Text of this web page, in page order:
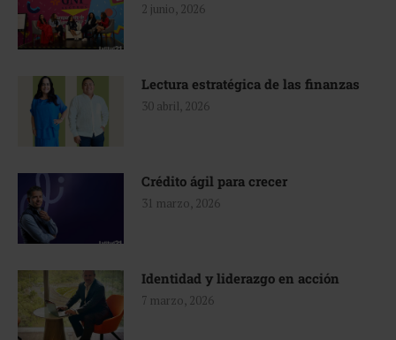
2 junio, 2026
Lectura estratégica de las finanzas
30 abril, 2026
Crédito ágil para crecer
31 marzo, 2026
Identidad y liderazgo en acción
7 marzo, 2026